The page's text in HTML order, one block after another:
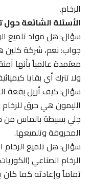
الرخام.
الأسئلة الشائعة حول
سؤال: هل مواد تلميع
جواب: نعم، شركة كلين
معتمدة عالمياً بأنها
ولا تترك أي بقايا كيميائية
سؤال: كيف أزيل بقعة
الليمون هي حرق للرخام
جلي بسيطة بالماس من
المحروقة وتلميعها.
سؤال: هل تلميع الرخام
الرخام الصناعي
تماماً وإعادته كما كان